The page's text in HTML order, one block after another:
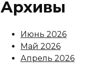
Архивы
Июнь 2026
Май 2026
Апрель 2026